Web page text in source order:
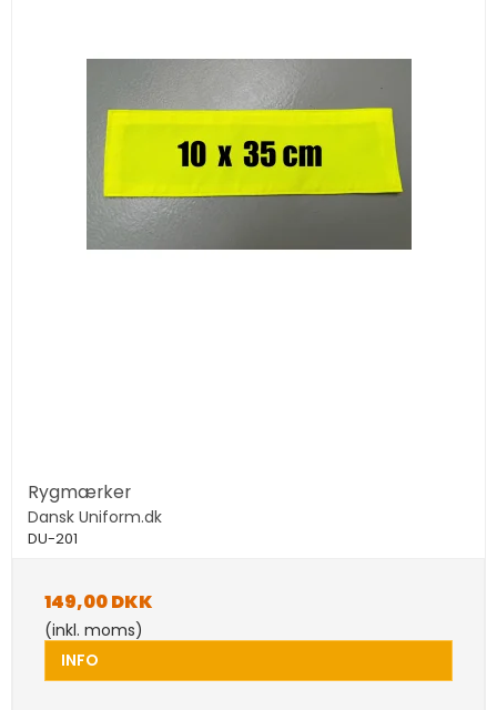
Rygmærker
Dansk Uniform.dk
DU-201
149,00 DKK
(inkl. moms)
INFO